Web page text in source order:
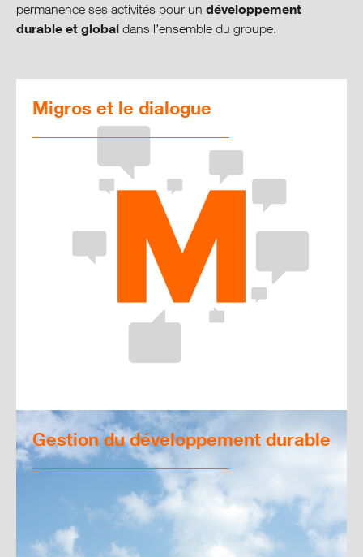
permanence ses activités pour un développement
durable et global dans l’ensemble du groupe.
Migros et le dialogue
Gestion du développement durable